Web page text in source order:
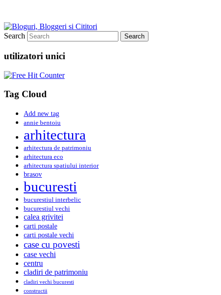
Search
utilizatori unici
Tag Cloud
Add new tag
annie bentoiu
arhitectura
arhitectura de patrimoniu
arhitectura eco
arhitectura spatiului interior
brasov
bucuresti
bucurestiul interbelic
bucurestiul vechi
calea grivitei
carti postale
carti postale vechi
case cu povesti
case vechi
centru
cladiri de patrimoniu
cladiri vechi bucuresti
constructii